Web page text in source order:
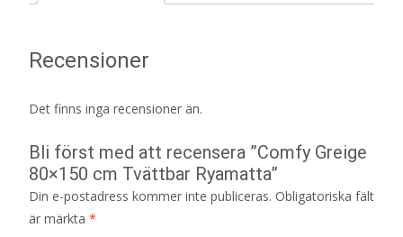
Recensioner
Det finns inga recensioner än.
Bli först med att recensera ”Comfy Greige
80×150 cm Tvättbar Ryamatta”
Din e-postadress kommer inte publiceras. Obligatoriska fält
är märkta *